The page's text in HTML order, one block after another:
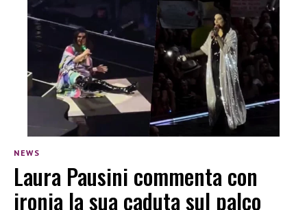
NEWS
Laura Pausini commenta con
ironia la sua caduta sul palco